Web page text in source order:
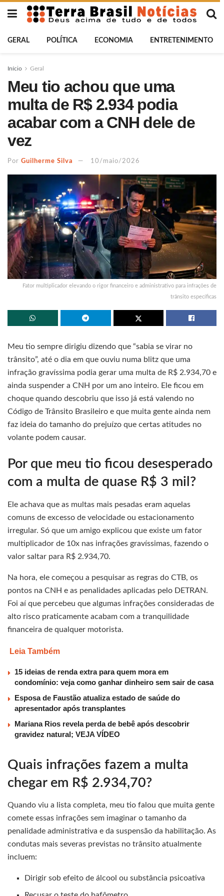
GERAL POLÍTICA ECONOMIA ENTRETENIMENTO
Início Geral
Meu tio achou que uma
multa de R$ 2.934 podia
acabar com a CNH dele de
vez
Por Guilherme Silva 10/maio/2026
Fator multiplicador elevando o rigor financeiro e administrativo para infrações de
trânsito específicas
Meu tio sempre dirigiu dizendo que “sabia se virar no
trânsito”, até o dia em que ouviu numa blitz que uma
infração gravíssima podia gerar uma multa de R$ 2.934,70 e
ainda suspender a CNH por um ano inteiro. Ele ficou em
choque quando descobriu que isso já está valendo no
Código de Trânsito Brasileiro e que muita gente ainda nem
faz ideia do tamanho do prejuízo que certas atitudes no
volante podem causar.
Por que meu tio ficou desesperado
com a multa de quase R$ 3 mil?
Ele achava que as multas mais pesadas eram aquelas
comuns de excesso de velocidade ou estacionamento
irregular. Só que um amigo explicou que existe um fator
multiplicador de 10x nas infrações gravíssimas, fazendo o
valor saltar para R$ 2.934,70.
Na hora, ele começou a pesquisar as regras do CTB, os
pontos na CNH e as penalidades aplicadas pelo DETRAN.
Foi aí que percebeu que algumas infrações consideradas de
alto risco praticamente acabam com a tranquilidade
financeira de qualquer motorista.
Leia Também
15 ideias de renda extra para quem mora em
condomínio: veja como ganhar dinheiro sem sair de casa
Esposa de Faustão atualiza estado de saúde do
apresentador após transplantes
Mariana Rios revela perda de bebê após descobrir
gravidez natural; VEJA VÍDEO
Quais infrações fazem a multa
chegar em R$ 2.934,70?
Quando viu a lista completa, meu tio falou que muita gente
comete essas infrações sem imaginar o tamanho da
penalidade administrativa e da suspensão da habilitação. As
condutas mais severas previstas no trânsito atualmente
incluem:
Dirigir sob efeito de álcool ou substância psicoativa